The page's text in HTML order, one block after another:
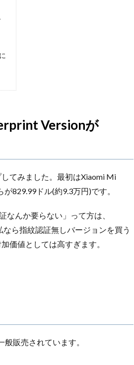
Versionが
てみました。最初はXiaomi Mi
829.99ドル(約9.3万円)です。
なんか要らない」って方は、
ら指紋認証無しバージョンを買う
価値としては高すぎます。
販売されています。